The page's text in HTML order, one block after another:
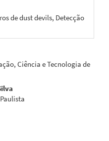
de dust devils, Detecção
Ciência e Tecnologia de